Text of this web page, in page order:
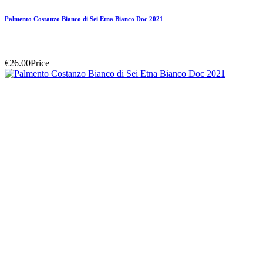
Palmento Costanzo Bianco di Sei Etna Bianco Doc 2021
€26.00Price